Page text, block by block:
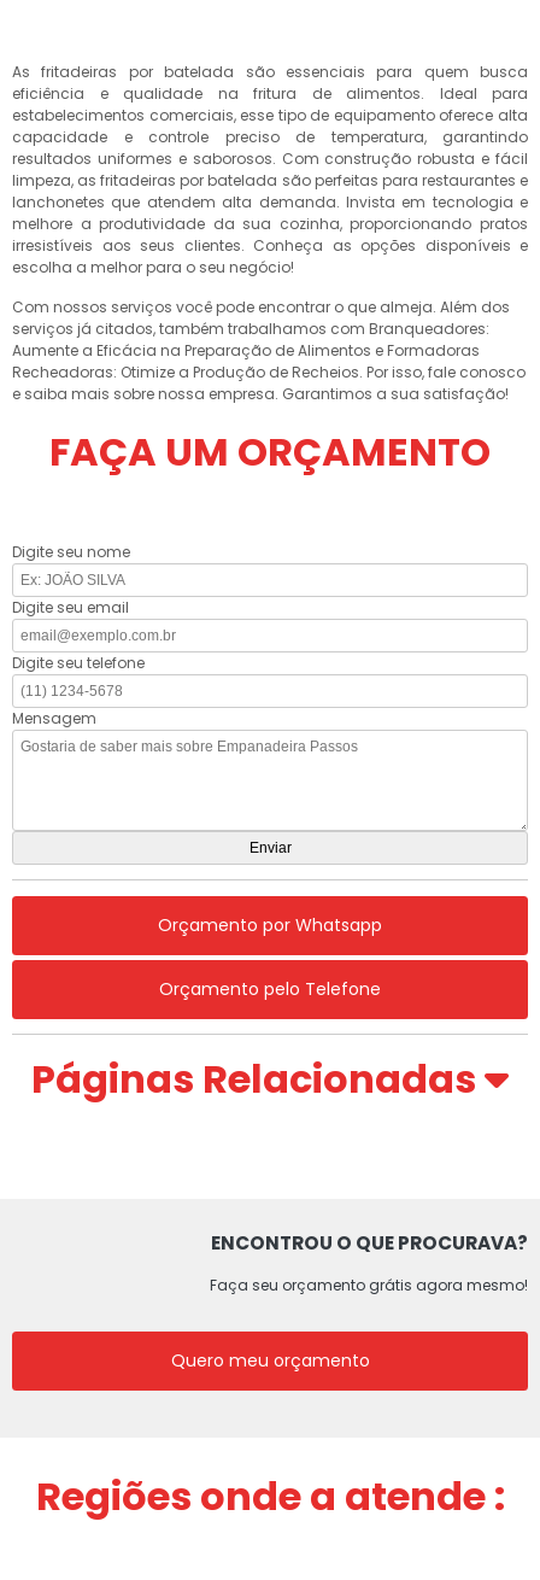
As fritadeiras por batelada são essenciais para quem busca
eficiência e qualidade na fritura de alimentos. Ideal para
estabelecimentos comerciais, esse tipo de equipamento oferece alta
capacidade e controle preciso de temperatura, garantindo
resultados uniformes e saborosos. Com construção robusta e fácil
limpeza, as fritadeiras por batelada são perfeitas para restaurantes e
lanchonetes que atendem alta demanda. Invista em tecnologia e
melhore a produtividade da sua cozinha, proporcionando pratos
irresistíveis aos seus clientes. Conheça as opções disponíveis e
escolha a melhor para o seu negócio!
Com nossos serviços você pode encontrar o que almeja. Além dos
serviços já citados, também trabalhamos com Branqueadores:
Aumente a Eficácia na Preparação de Alimentos e Formadoras
Recheadoras: Otimize a Produção de Recheios. Por isso, fale conosco
e saiba mais sobre nossa empresa. Garantimos a sua satisfação!
FAÇA UM ORÇAMENTO
Digite seu nome
Digite seu email
Digite seu telefone
Mensagem
Orçamento por Whatsapp
Orçamento pelo Telefone
Páginas Relacionadas
ENCONTROU O QUE PROCURAVA?
Faça seu orçamento grátis agora mesmo!
Quero meu orçamento
Regiões onde a atende :